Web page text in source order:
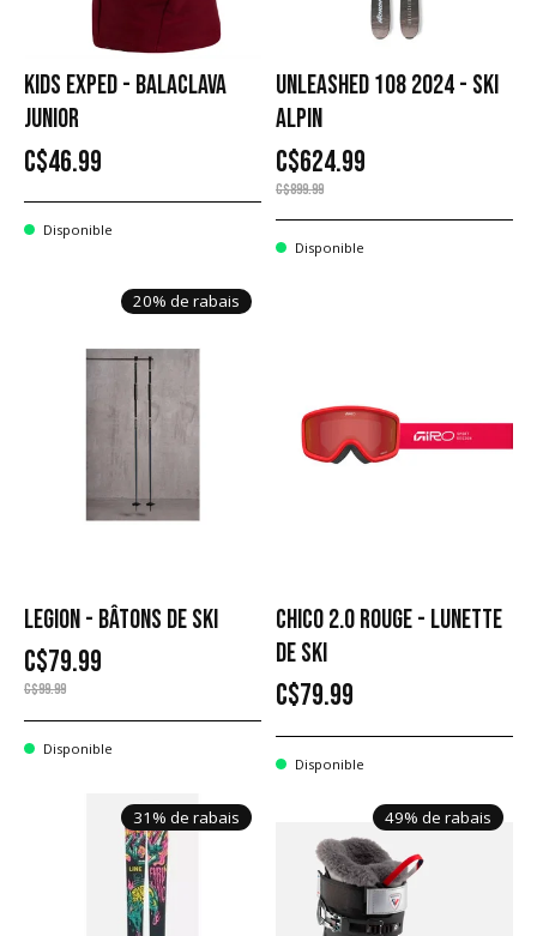
KIDS EXPED - BALACLAVA
JUNIOR
C$46.99
Disponible
UNLEASHED 108 2024 - SKI
ALPIN
C$624.99
C$899.99
Disponible
20% de rabais
LEGION - BÂTONS DE SKI
C$79.99
C$99.99
Disponible
CHICO 2.0 ROUGE - LUNETTE
DE SKI
C$79.99
Disponible
31% de rabais 49% de rabais